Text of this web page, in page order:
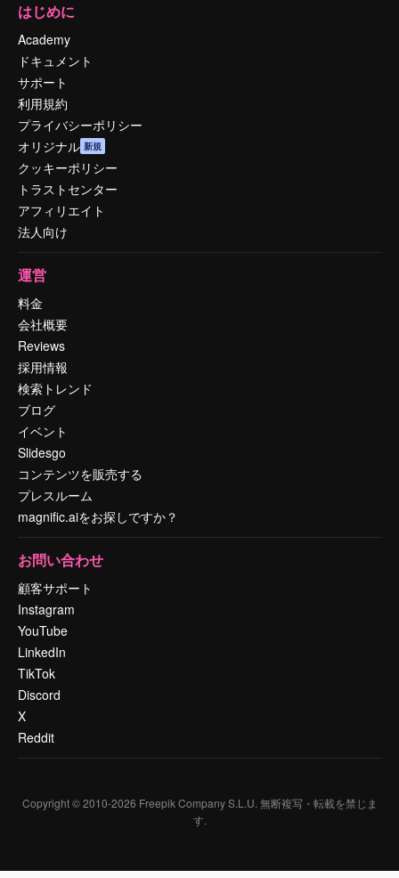
はじめに
Academy
ドキュメント
サポート
利用規約
プライバシーポリシー
オリジナル 新規
クッキーポリシー
トラストセンター
アフィリエイト
法人向け
運営
料金
会社概要
Reviews
採用情報
検索トレンド
ブログ
イベント
Slidesgo
コンテンツを販売する
プレスルーム
magnific.aiをお探しですか？
お問い合わせ
顧客サポート
Instagram
YouTube
LinkedIn
TikTok
Discord
X
Reddit
Copyright © 2010-2026 Freepik Company S.L.U. 無断複写・転載を禁じま
す.